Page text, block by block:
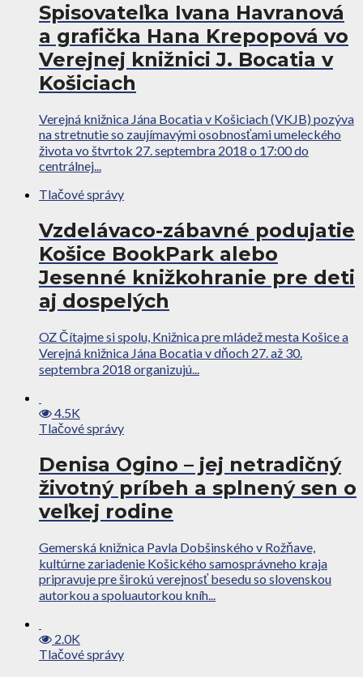
Spisovateľka Ivana Havranová
a grafička Hana Krepopová vo
Verejnej knižnici J. Bocatia v
Košiciach
Verejná knižnica Jána Bocatia v Košiciach (VKJB) pozýva
na stretnutie so zaujímavými osobnosťami umeleckého
života vo štvrtok 27. septembra 2018 o 17:00 do
centrálnej...
Tlačové správy
Vzdelávaco-zábavné podujatie
Košice BookPark alebo
Jesenné knižkohranie pre deti
aj dospelých
OZ Čítajme si spolu, Knižnica pre mládež mesta Košice a
Verejná knižnica Jána Bocatia v dňoch 27. až 30.
septembra 2018 organizujú...
4.5K
Tlačové správy
Denisa Ogino – jej netradičný
životný príbeh a splnený sen o
veľkej rodine
Gemerská knižnica Pavla Dobšinského v Rožňave,
kultúrne zariadenie Košického samosprávneho kraja
pripravuje pre širokú verejnosť besedu so slovenskou
autorkou a spoluautorkou kníh...
2.0K
Tlačové správy